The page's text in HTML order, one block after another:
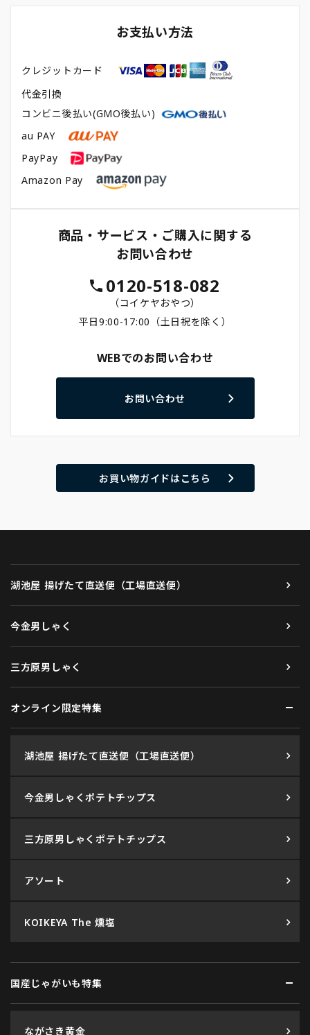
お支払い方法
クレジットカード
代金引換
コンビニ後払い(GMO後払い)
au PAY
PayPay
Amazon Pay
商品・サービス・ご購入に関する
お問い合わせ
0120-518-082
（コイケヤおやつ）
平日9:00-17:00（土日祝を除く）
WEBでのお問い合わせ
お問い合わせ
お買い物ガイドはこちら
湖池屋 揚げたて直送便（工場直送便）
今金男しゃく
三方原男しゃく
オンライン限定特集
湖池屋 揚げたて直送便（工場直送便）
今金男しゃくポテトチップス
三方原男しゃくポテトチップス
アソート
KOIKEYA The 燻塩
国産じゃがいも特集
ながさき黄金